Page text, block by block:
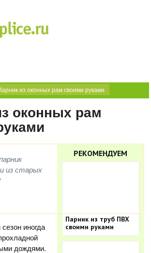
из оконных рам своими руками
оконных рам
РЕКОМЕНДУЕМ
Парник из труб ПВХ
своими руками
из старых
иногда
дождями.